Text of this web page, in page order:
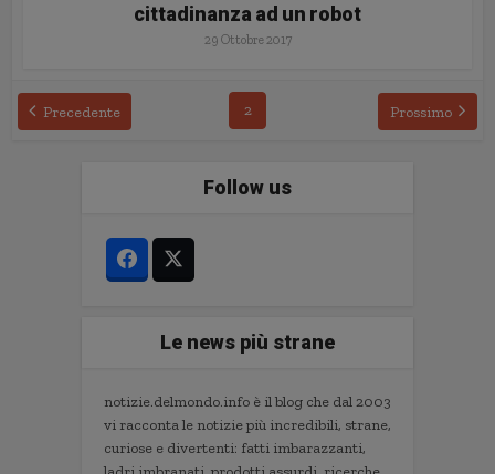
cittadinanza ad un robot
29 Ottobre 2017
Precedente 2 Prossimo
Follow us
Le news più strane
notizie.delmondo.info è il blog che dal 2003
vi racconta le notizie più incredibili, strane,
curiose e divertenti: fatti imbarazzanti,